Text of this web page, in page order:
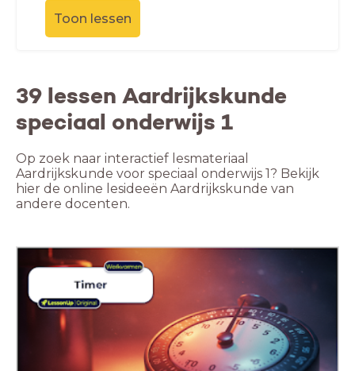
Toon lessen
39 lessen Aardrijkskunde
speciaal onderwijs 1
Op zoek naar interactief lesmateriaal
Aardrijkskunde voor speciaal onderwijs 1? Bekijk
hier de online lesideeën Aardrijkskunde van
andere docenten.